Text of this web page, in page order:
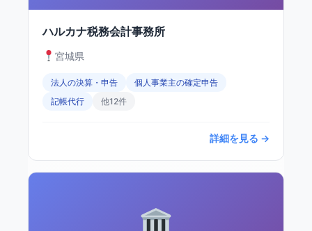
ハルカナ税務会計事務所
宮城県
法人の決算・申告
個人事業主の確定申告
記帳代行
他12件
詳細を見る →